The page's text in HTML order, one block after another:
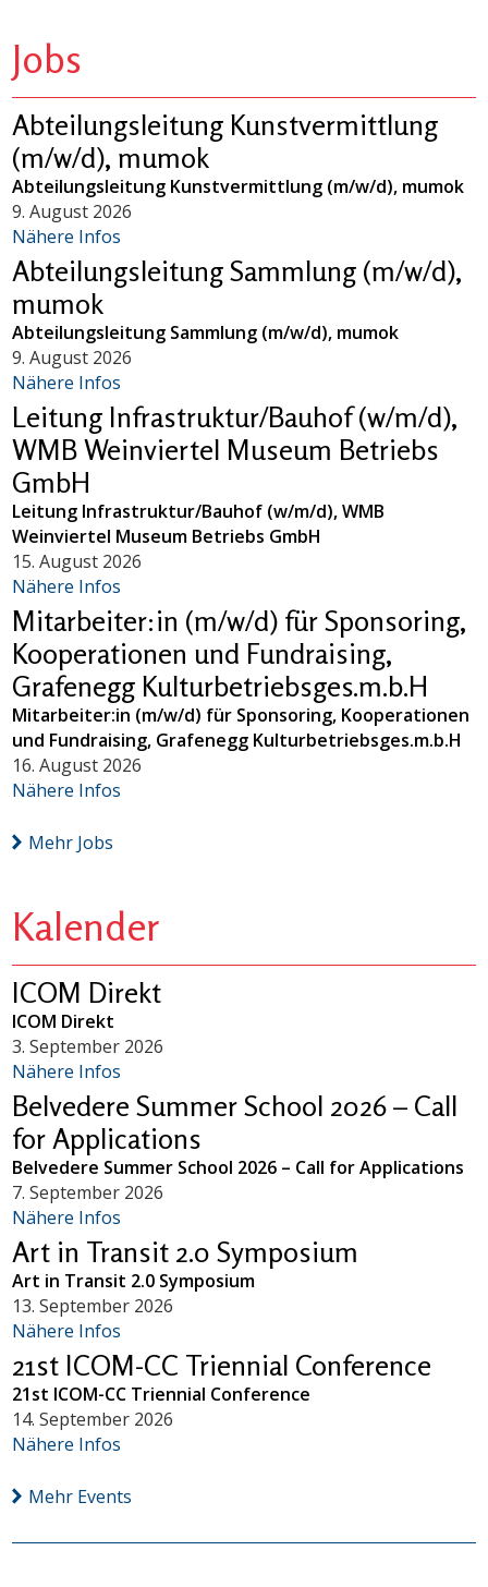
Jobs
Abteilungsleitung Kunstvermittlung
(m/w/d), mumok
Abteilungsleitung Kunstvermittlung (m/w/d), mumok
9. August 2026
Nähere Infos
Abteilungsleitung Sammlung (m/w/d),
mumok
Abteilungsleitung Sammlung (m/w/d), mumok
9. August 2026
Nähere Infos
Leitung Infrastruktur/Bauhof (w/m/d),
WMB Weinviertel Museum Betriebs
GmbH
Leitung Infrastruktur/Bauhof (w/m/d), WMB
Weinviertel Museum Betriebs GmbH
15. August 2026
Nähere Infos
Mitarbeiter:in (m/w/d) für Sponsoring,
Kooperationen und Fundraising,
Grafenegg Kulturbetriebsges.m.b.H
Mitarbeiter:in (m/w/d) für Sponsoring, Kooperationen
und Fundraising, Grafenegg Kulturbetriebsges.m.b.H
16. August 2026
Nähere Infos
Mehr Jobs
Kalender
ICOM Direkt
ICOM Direkt
3. September 2026
Nähere Infos
Belvedere Summer School 2026 – Call
for Applications
Belvedere Summer School 2026 – Call for Applications
7. September 2026
Nähere Infos
Art in Transit 2.0 Symposium
Art in Transit 2.0 Symposium
13. September 2026
Nähere Infos
21st ICOM-CC Triennial Conference
21st ICOM-CC Triennial Conference
14. September 2026
Nähere Infos
Mehr Events